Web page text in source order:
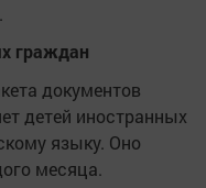
граждан
документов
детей иностранных
языку. Оно
месяца.